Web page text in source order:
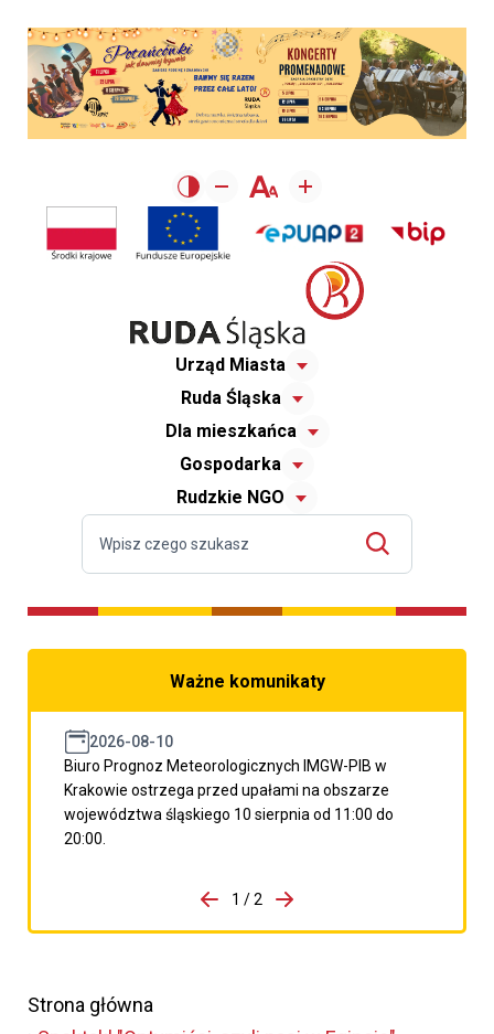
Urząd Miasta
Ruda Śląska
Dla mieszkańca
Gospodarka
Rudzkie NGO
Ważne komunikaty
2026-08-10
Biuro Prognoz Meteorologicznych IMGW-PIB w
Krakowie ostrzega przed upałami na obszarze
województwa śląskiego 10 sierpnia od 11:00 do
20:00.
porzpedniego komunikatu
1 / 2
Przejdź do następnego
Strona główna